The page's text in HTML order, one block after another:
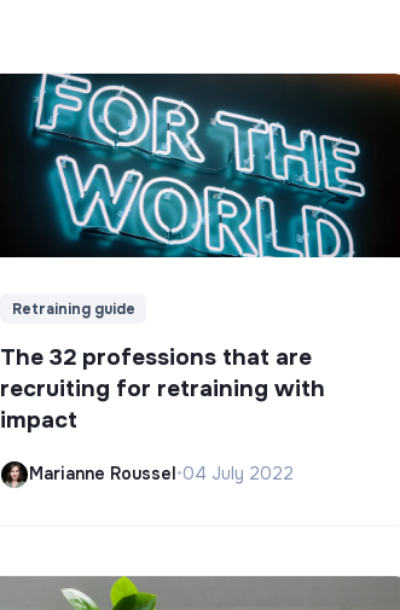
Retraining guide
The 32 professions that are
recruiting for retraining with
impact
Marianne Roussel•04 July 2022